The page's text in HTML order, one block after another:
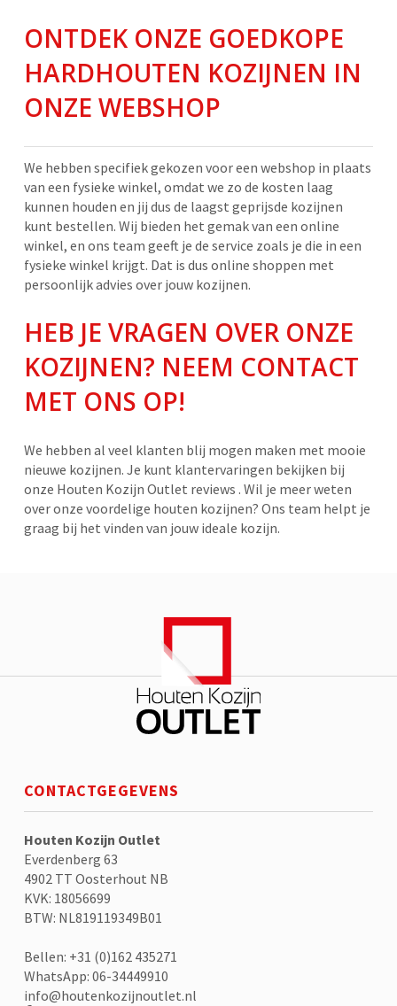
ONTDEK ONZE GOEDKOPE
HARDHOUTEN KOZIJNEN IN
ONZE WEBSHOP
We hebben specifiek gekozen voor een webshop in plaats
van een fysieke winkel, omdat we zo de kosten laag
kunnen houden en jij dus de laagst geprijsde kozijnen
kunt bestellen. Wij bieden het gemak van een online
winkel, en ons team geeft je de service zoals je die in een
fysieke winkel krijgt. Dat is dus online shoppen met
persoonlijk advies over jouw kozijnen.
HEB JE VRAGEN OVER ONZE
KOZIJNEN? NEEM CONTACT
MET ONS OP!
We hebben al veel klanten blij mogen maken met mooie
nieuwe kozijnen. Je kunt klantervaringen bekijken bij
onze Houten Kozijn Outlet reviews . Wil je meer weten
over onze voordelige houten kozijnen? Ons team helpt je
graag bij het vinden van jouw ideale kozijn.
CONTACTGEGEVENS
Houten Kozijn Outlet
Everdenberg 63
4902 TT Oosterhout NB
KVK: 18056699
BTW: NL819119349B01
Bellen: +31 (0)162 435271
WhatsApp: 06-34449910
info@houtenkozijnoutlet.nl